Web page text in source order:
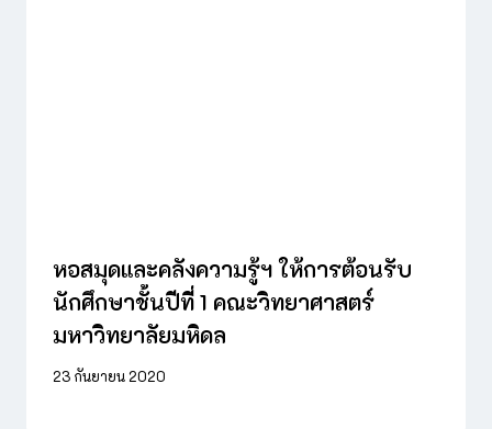
หอสมุดและคลังความรู้ฯ ให้การต้อนรับ
นักศึกษาชั้นปีที่ 1 คณะวิทยาศาสตร์
มหาวิทยาลัยมหิดล
23 กันยายน 2020